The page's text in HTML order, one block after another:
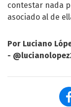
contestar nada
asociado al de
Por Luciano
-